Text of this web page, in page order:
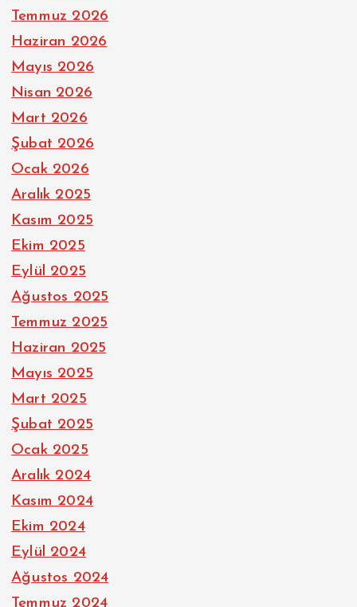
Temmuz 2026
Haziran 2026
Mayıs 2026
Nisan 2026
Mart 2026
Şubat 2026
Ocak 2026
Aralık 2025
Kasım 2025
Ekim 2025
Eylül 2025
Ağustos 2025
Temmuz 2025
Haziran 2025
Mayıs 2025
Mart 2025
Şubat 2025
Ocak 2025
Aralık 2024
Kasım 2024
Ekim 2024
Eylül 2024
Ağustos 2024
Temmuz 2024